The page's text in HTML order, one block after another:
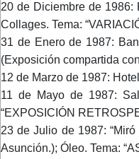
20 de Diciembre de 1986:
Collages. Tema:
31 de Enero de 1987:
(Exposición compartida
12 de Marzo de 1987:
11 de Mayo de 1987:
“EXPOSICIÓN
23 de Julio de 1987:
Asunción.); Óleo. Tema: